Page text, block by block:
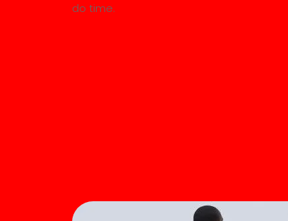
do time.